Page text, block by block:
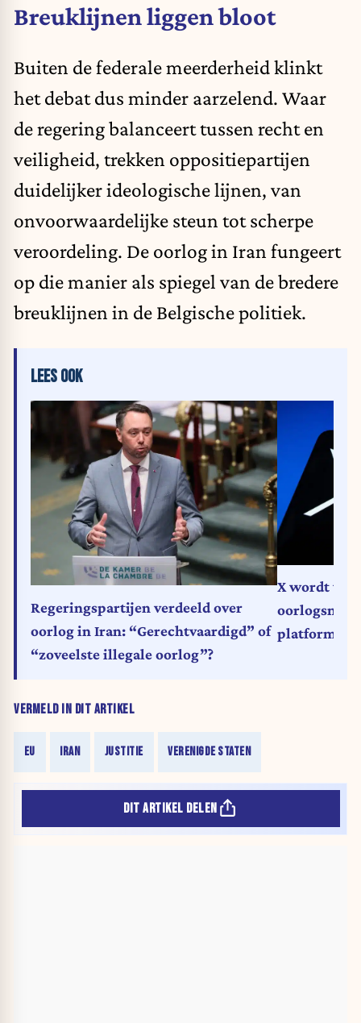
Breuklijnen liggen bloot
Buiten de federale meerderheid klinkt
het debat dus minder aarzelend. Waar
de regering balanceert tussen recht en
veiligheid, trekken oppositiepartijen
duidelijker ideologische lijnen, van
onvoorwaardelijke steun tot scherpe
veroordeling. De oorlog in Iran fungeert
op die manier als spiegel van de bredere
breuklijnen in de Belgische politiek.
VERMELD IN DIT ARTIKEL
EU IRAN JUSTITIE VERENIGDE STATEN
LEES OOK
Regeringspartijen verdeeld over
oorlog in Iran: “Gerechtvaardigd” of
“zoveelste illegale oorlog”?
X wordt
platform
DIT ARTIKEL DELEN